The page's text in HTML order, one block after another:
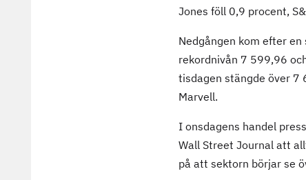
Jones föll 0,9 procent,
Nedgången kom efter
rekordnivån 7 599,96
tisdagen stängde över 7
Marvell.
I onsdagens handel
Wall Street Journal att
på att sektorn börjar se